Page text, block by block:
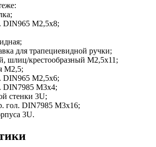
DIN965 М2,5х8;
для трапециевидной ручки;
шлиц/крестообразный М2,5х11;
М2,5;
DIN965 M2,5х6;
DIN7985 М3х4;
стенки 3U;
гол. DIN7985 M3х16;
3U.